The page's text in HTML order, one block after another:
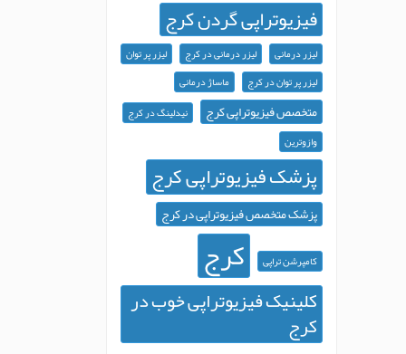
فیزیوتراپی گردن کرج
لیزر درمانی لیزر درمانی در کرج
لیزر پر توان
لیزر پر توان در کرج
ماساژ درمانی
متخصص فیزیوتراپی کرج
نیدلینگ در کرج
وازوترین
پزشک فیزیوتراپی کرج
پزشک متخصص فیزیوتراپی در کرج
کامپرشن تراپی کرج
کلینیک فیزیوتراپی خوب در
کرج